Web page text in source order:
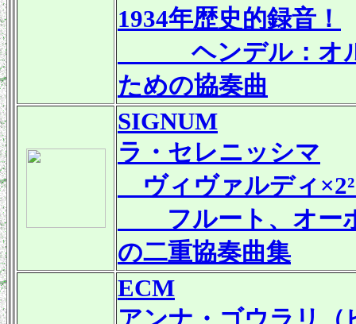
1934年歴史的録音！
ヘンデル：オル
ための協奏曲
SIGNUM
ラ・セレニッシマ
ヴィヴァルディ
フルート、オーボ
の二重協奏曲集
ECM